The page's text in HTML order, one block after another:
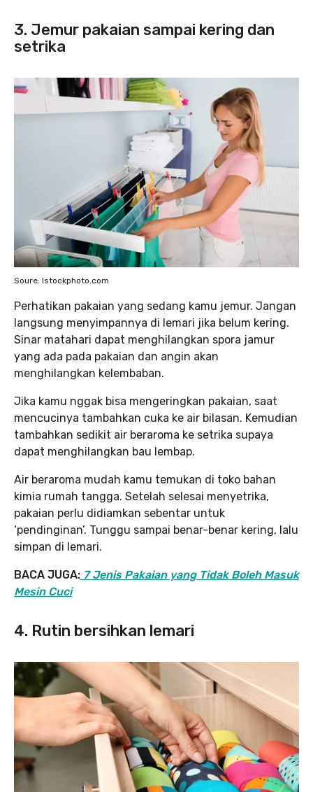
3. Jemur pakaian sampai kering dan
setrika
Soure: Istockphoto.com
Perhatikan pakaian yang sedang kamu jemur. Jangan
langsung menyimpannya di lemari jika belum kering.
Sinar matahari dapat menghilangkan spora jamur
yang ada pada pakaian dan angin akan
menghilangkan kelembaban.
Jika kamu nggak bisa mengeringkan pakaian, saat
mencucinya tambahkan cuka ke air bilasan. Kemudian
tambahkan sedikit air beraroma ke setrika supaya
dapat menghilangkan bau lembap.
Air beraroma mudah kamu temukan di toko bahan
kimia rumah tangga. Setelah selesai menyetrika,
pakaian perlu didiamkan sebentar untuk
‘pendinginan’. Tunggu sampai benar-benar kering, lalu
simpan di lemari.
BACA JUGA: 7 Jenis Pakaian yang Tidak Boleh Masuk
Mesin Cuci
4. Rutin bersihkan lemari